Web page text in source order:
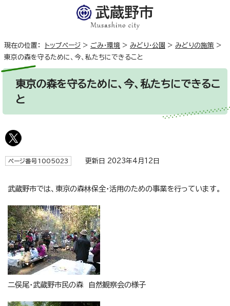
現在の位置： トップページ > ごみ・環境 > みどり・公園 > みどりの施策 >
東京の森を守るために、今、私たちにできること
東京の森を守るために、今、私たちにできるこ
と
ページ番号1005023 更新日 2023年4月12日
武蔵野市では、東京の森林保全・活用のための事業を行っています。
二俣尾・武蔵野市民の森 自然観察会の様子